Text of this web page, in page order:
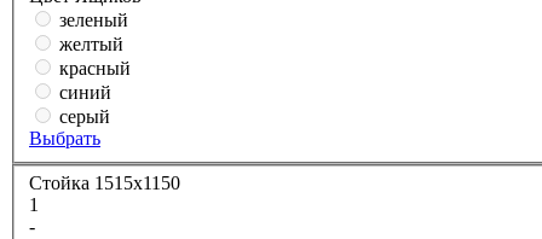
зеленый
желтый
красный
синий
серый
Выбрать
Стойка 1515х1150
1
-